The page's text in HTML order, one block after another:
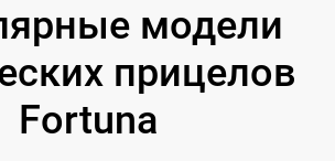
модели
прицелов
Fortuna